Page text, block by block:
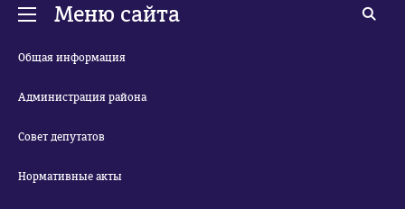
Меню сайта
Общая информация
Администрация района
Совет депутатов
Нормативные акты